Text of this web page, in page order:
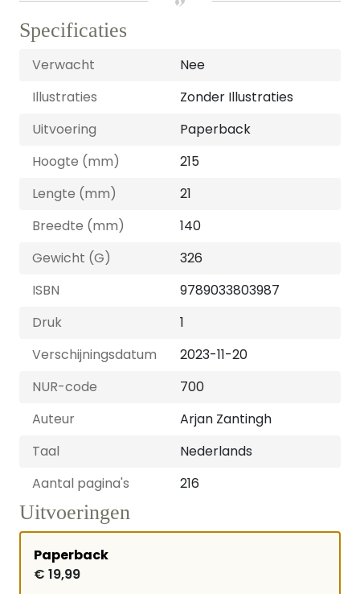
Specificaties
Verwacht
Nee
Illustraties
Zonder Illustraties
Uitvoering
Paperback
Hoogte (mm)
215
Lengte (mm)
21
Breedte (mm)
140
Gewicht (G)
326
ISBN
9789033803987
Druk
1
Verschijningsdatum
2023-11-20
NUR-code
700
Auteur
Arjan Zantingh
Taal
Nederlands
Aantal pagina's
216
Uitvoeringen
Paperback
€ 19,99